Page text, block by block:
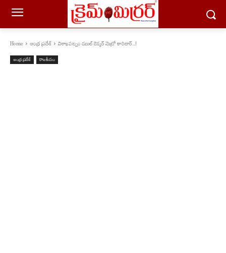
Home ఆంధ్ర ప్రదేశ్ విశాఖపట్నం డబుల్ డెక్కర్ మెట్రో కారిడార్...!
ఆంధ్ర ప్రదేశ్ రాజకీయం